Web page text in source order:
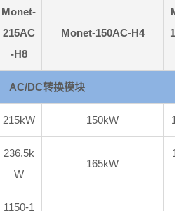
Monet-
215AC
-H8
Monet-150AC-H4
AC/DC转换模块
215kW 150kW
236.5k
W
165kW
1150-1